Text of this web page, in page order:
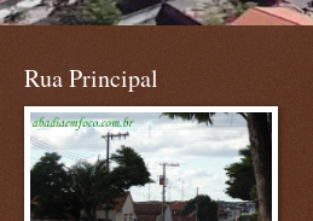
Rua Principal